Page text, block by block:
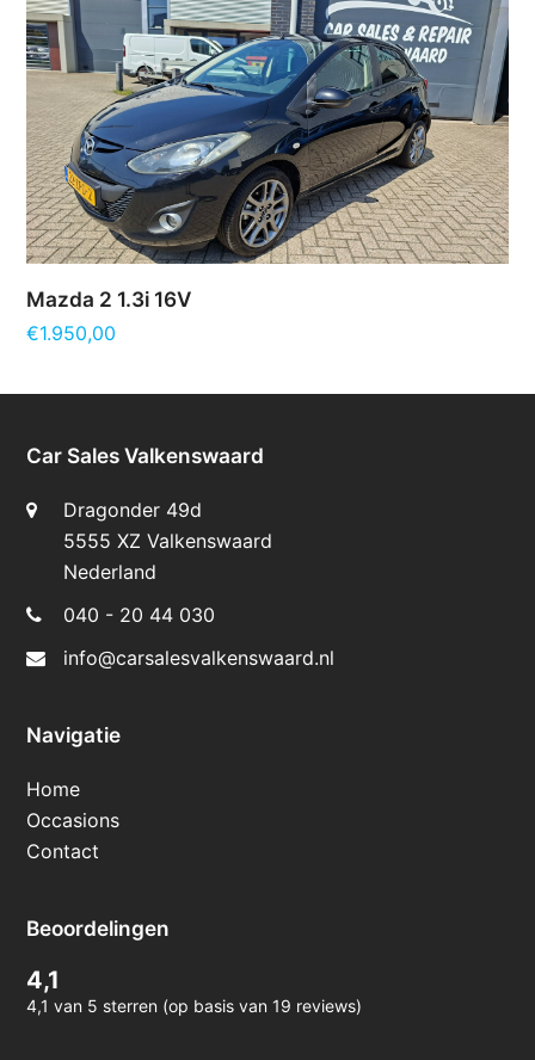
Mazda 2 1.3i 16V
€1.950,00
Car Sales Valkenswaard
Dragonder 49d
5555 XZ Valkenswaard
Nederland
040 - 20 44 030
info@carsalesvalkenswaard.nl
Navigatie
Home
Occasions
Contact
Beoordelingen
4,1
4,1 van 5 sterren (op basis van 19 reviews)